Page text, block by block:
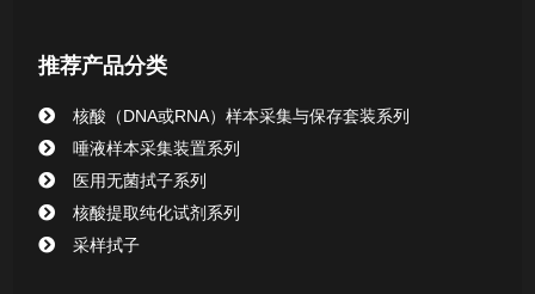
清洁验证棉签系列
动物检测试剂
推荐产品分类
核酸（DNA或RNA）样本采集与保存套装系列
唾液样本采集装置系列
医用无菌拭子系列
核酸提取纯化试剂系列
采样拭子